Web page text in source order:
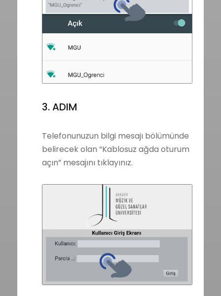
3. ADIM
Telefonunuzun bilgi mesajı bölümünde
belirecek olan “Kablosuz ağda oturum
açın” mesajını tıklayınız.